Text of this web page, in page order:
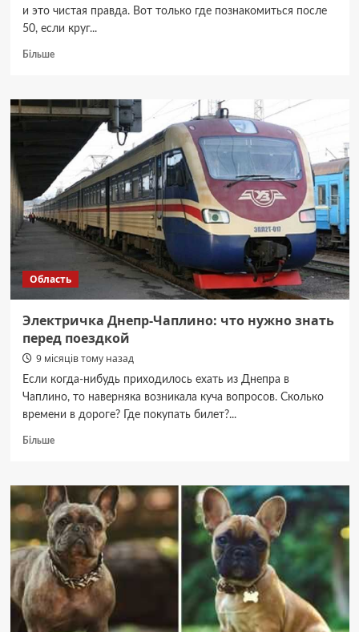
и это чистая правда. Вот только где познакомиться после
50, если круг...
БільшеДокладніше
50+
в
Днепр:
найти
свою
половинку
онлайн
Область
Электричка Днепр-Чаплино: что нужно знать
перед поездкой
9 місяців тому назад
Если когда-нибудь приходилось ехать из Днепра в
Чаплино, то наверняка возникала куча вопросов. Сколько
времени в дороге? Где покупать билет?...
БільшеДокладніше
Днепр-
Чаплино:
что
нужно
знать
перед
поездкой